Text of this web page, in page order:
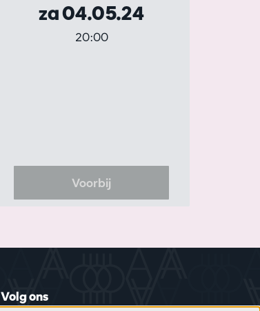
za 04.05.24
20:00
Voorbij
Volg ons